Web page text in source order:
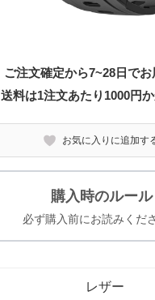
ご注文確定から7~28日でお
送料は1注文あたり 1000円
お気に入りに追加す
購入時のルール
必ず購入前にお読みくだ
レザー